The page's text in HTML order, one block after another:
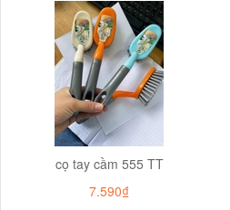
cọ tay cầm 555 TT
7.590₫